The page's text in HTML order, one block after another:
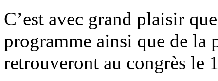
C’est avec grand plaisir
programme ainsi que de la
retrouveront au congrès le